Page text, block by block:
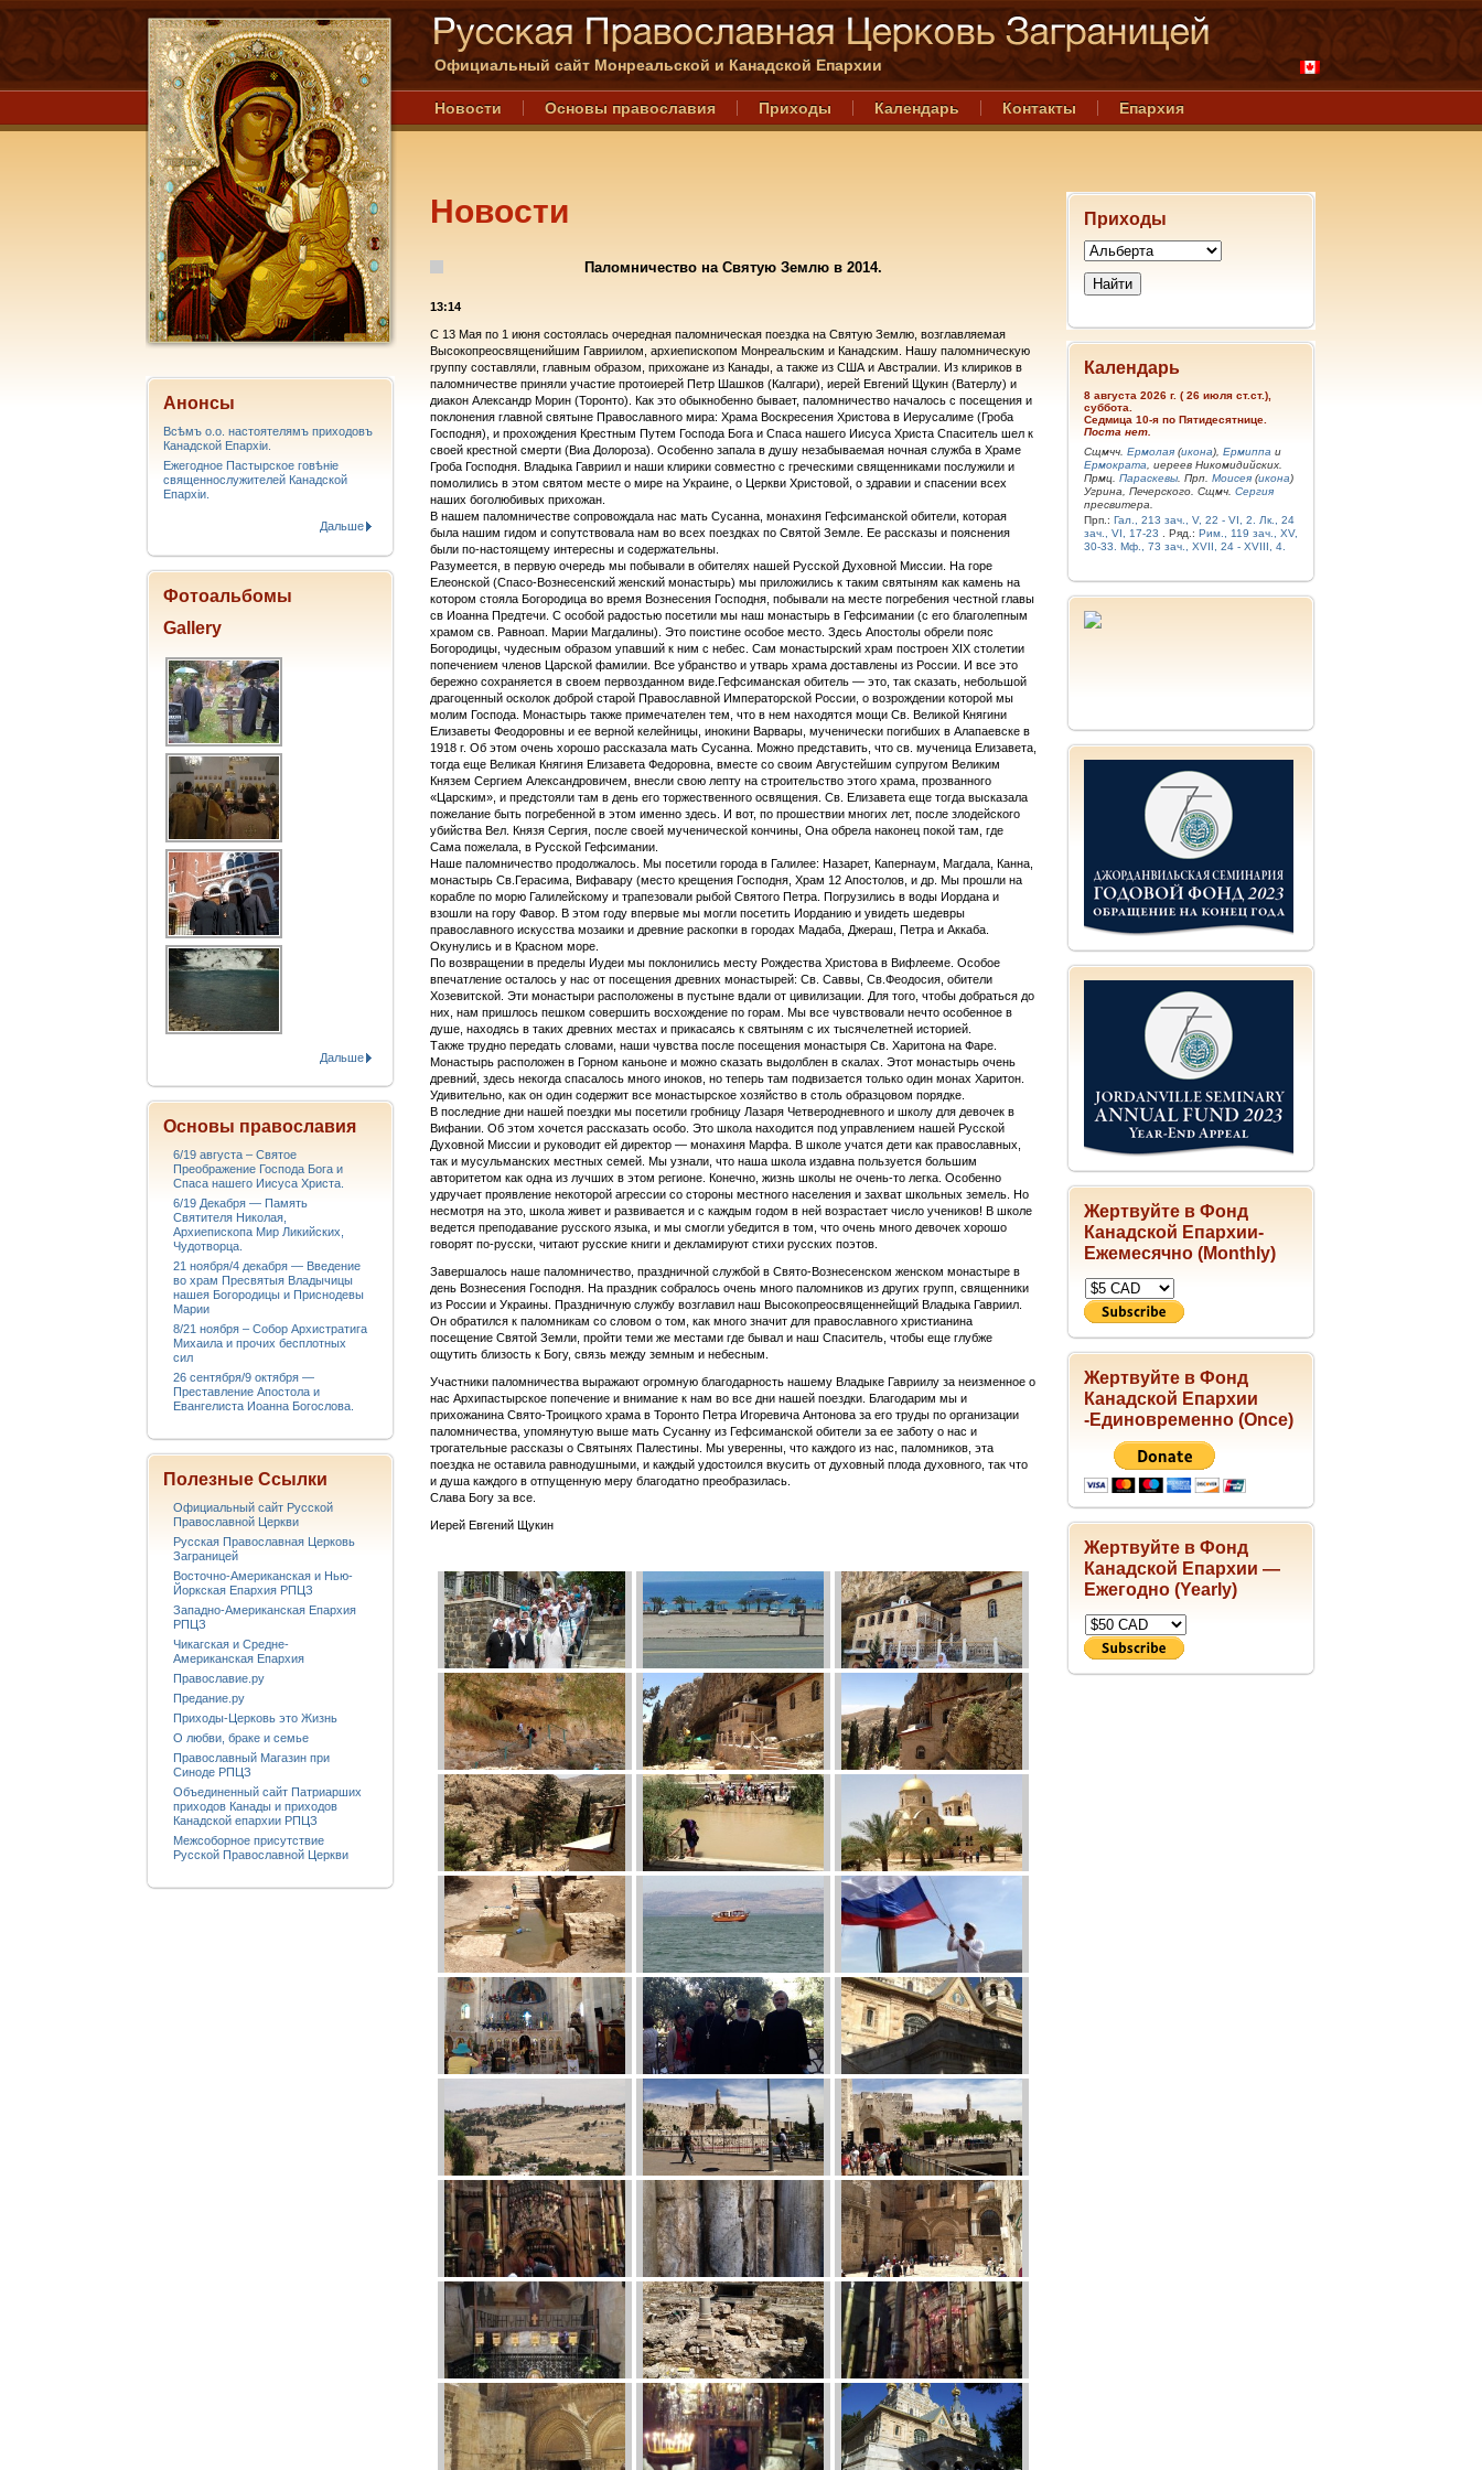
Официальный сайт Монреальской и Канадской Епархии
Новости Основы православия Приходы Календарь Контакты Епархия
Приходы
Календарь
8 августа 2026 г. ( 26 июля ст.ст.),
суббота.
Седмица 10-я по Пятидесятнице.
Поста нет.
Сщмчч. Ермолая (икона), Ермиппа и
Ермократа , иереев Никомидийских.
Прмц. Параскевы . Прп. Моисея (икона)
Угрина, Печерского. Сщмч. Сергия
пресвитера.
Прп.: Гал., 213 зач., V, 22 - VI, 2.
Лк., 24
зач., VI, 17-23
. Ряд.: Рим., 119 зач., XV,
30-33.
Мф., 73 зач., XVII, 24 - XVIII, 4.
Жертвуйте в Фонд
Канадской Епархии-
Ежемесячно (Monthly)
Жертвуйте в Фонд
Канадской Епархии
-Единовременно (Once)
Жертвуйте в Фонд
Канадской Епархии —
Ежегодно (Yearly)
Новости
Паломничество на Святую Землю в 2014.
13:14
С 13 Мая по 1 июня состоялась очередная паломническая поездка на Святую Землю, возглавляемая
Высокопреосвященийшим Гавриилом, архиепископом Монреальским и Канадским. Нашу паломническую
группу составляли, главным образом, прихожане из Канады, а также из США и Австралии. Из клириков в
паломничестве приняли участие протоиерей Петр Шашков (Калгари), иерей Евгений Щукин (Ватерлу) и
диакон Александр Морин (Торонто). Как это обыкнобенно бывает, паломничество началось с посещения и
поклонения главной святыне Православного мира: Храма Воскресения Христова в Иерусалиме (Гроба
Господня), и прохождения Крестным Путем Господа Бога и Спаса нашего Иисуса Христа Спаситель шел к
своей крестной смерти (Виа Долороза). Особенно запала в душу незабываемая ночная служба в Храме
Гроба Господня. Владыка Гавриил и наши клирики совместно с греческими священниками послужили и
помолились в этом святом месте о мире на Украине, о Церкви Христовой, о здравии и спасении всех
наших боголюбивых прихожан.
В нашем паломничестве сопровождала нас мать Сусанна, монахиня Гефсиманской обители, которая
была нашим гидом и сопутствовала нам во всех поездках по Святой Земле. Ее рассказы и пояснения
были по-настоящему интересны и содержательны.
Разумеется, в первую очередь мы побывали в обителях нашей Русской Духовной Миссии. На горе
Елеонской (Спасо-Вознесенский женский монастырь) мы приложились к таким святыням как камень на
котором стояла Богородица во время Вознесения Господня, побывали на месте погребения честной главы
св Иоанна Предтечи. С особой радостью посетили мы наш монастырь в Гефсимании (с его благолепным
храмом св. Равноап. Марии Магдалины). Это поистине особое место. Здесь Апостолы обрели пояс
Богородицы, чудесным образом упавший к ним с небес. Сам монастырский храм построен XIX столетии
попечением членов Царской фамилии. Все убранство и утварь храма доставлены из России. И все это
бережно сохраняется в своем первозданном виде.Гефсиманская обитель — это, так сказать, небольшой
драгоценный oсколок доброй старой Православной Императорской России, о возрождении которой мы
молим Господа. Монастырь также примечателен тем, что в нем находятся мощи Св. Великой Княгини
Елизаветы Феодоровны и ее верной келейницы, инокини Варвары, мученически погибших в Алапаевске в
1918 г. Об этом очень хорошо рассказала мать Сусанна. Можно представить, что св. мученица Елизавета,
тогда еще Великая Княгиня Елизавета Федоровна, вместе со своим Августейшим супругом Великим
Князем Сергием Александровичем, внесли свою лепту на строительство этого храма, прозванного
«Царским», и предстояли там в день его торжественного освящения. Св. Елизавета еще тогда высказала
пожелание быть погребенной в этом именно здесь. И вот, по прошествии многих лет, после злодейского
убийства Вел. Князя Сергия, после своей мученической кончины, Она обрела наконец покой там, где
Сама пожелала, в Русской Гефсимании.
Наше паломничество продолжалось. Мы посетили города в Галилее: Назарет, Капернаум, Магдала, Канна,
монастырь Св.Герасима, Вифавару (место крещения Господня, Храм 12 Апостолов, и др. Мы прошли на
корабле по морю Галилейскому и трапезовали рыбой Святого Петра. Погрузились в воды Иордана и
взошли на гору Фавор. В этом году впервые мы могли посетить Иорданию и увидеть шедевры
православного искусства мозаики и древние раскопки в городах Мадаба, Джераш, Петра и Аккаба.
Окунулись и в Красном море.
По возвращении в пределы Иудеи мы поклонились месту Рождества Христова в Вифлееме. Особое
впечатление осталось у нас от посещения древних монастырей: Св. Саввы, Св.Феодосия, обители
Хозевитской. Эти монастыри расположены в пустыне вдали от цивилизации. Для того, чтобы добраться до
них, нам пришлось пешком совершить восхождение по горам. Мы все чувствовали нечто особенное в
душе, находясь в таких древних местах и прикасаясь к святыням с их тысячелетней историей.
Также трудно передать словами, наши чувства после посещения монастыря Св. Харитона на Фаре.
Монастырь расположен в Горном каньоне и можно сказать выдолблен в скалах. Этот монастырь очень
древний, здесь некогда спасалось много иноков, но теперь там подвизается только один монах Харитон.
Удивительно, как он один содержит все монастырское хозяйство в столь образцовом порядке.
В последние дни нашей поездки мы посетили гробницу Лазаря Четверодневного и школу для девочек в
Вифании. Об этом хочется рассказать особо. Это школа находится под управлением нашей Русской
Духовной Миссии и руководит ей директор — монахиня Марфа. В школе учатся дети как православных,
так и мусульманских местных семей. Мы узнали, что наша школа издавна пользуется большим
авторитетом как одна из лучших в этом регионе. Конечно, жизнь школы не очень-то легка. Особенно
удручает проявление некоторой агрессии со стороны местного населения и захват школьных земель. Но
несмотря на это, школа живет и развивается и с каждым годом в ней возрастает число учеников! В школе
ведется преподавание русского языка, и мы смогли убедится в том, что очень много девочек хорошо
говорят по-русски, читают русские книги и декламируют стихи русских поэтов.
Завершалось наше паломничество, праздничной службой в Свято-Вознесенском женском монастыре в
день Вознесения Господня. На праздник собралось очень много паломников из других групп, священники
из России и Украины. Праздничную службу возглавил наш Высокопреосвященнейщий Владыка Гавриил.
Он обратился к паломникам со словом о том, как много значит для православного христианина
посещение Святой Земли, пройти теми же местами где бывал и наш Спаситель, чтобы еще глубже
ощутить близость к Богу, связь между земным и небесным.
Участники паломничества выражают огромную благодарность нашему Владыке Гавриилу за неизменное о
нас Архипастырское попечение и внимание к нам во все дни нашей поездки. Благодарим мы и
прихожанина Свято-Троицкого храма в Торонто Петра Игоревича Антонова за его труды по организации
паломничества, упомянутую выше мать Сусанну из Гефсиманской обители за ее заботу о нас и
трогательные рассказы о Святынях Палестины. Мы уверенны, что каждого из нас, паломников, эта
поездка не оставила равнодушными, и каждый удостоился вкусить от духовный плода духовного, так что
и душа каждого в отпущенную меру благодатно преобразилась.
Слава Богу за все.
Иерей Евгений Щукин
Анонсы
Всѣмъ о.о. настоятелямъ приходовъ
Канадской Епархiи.
Ежегодное Пастырское говѣніе
священнослужителей Канадской
Епархіи.
Дальше
Фотоальбомы
Gallery
Дальше
Основы православия
6/19 августа – Святое
Преображение Господа Бога и
Спаса нашего Иисуса Христа.
6/19 Декабря — Память
Святителя Николая,
Архиепископа Мир Ликийских,
Чудотворца.
21 ноября/4 декабря — Введение
во храм Пресвятыя Владычицы
нашея Богородицы и Приснодевы
Марии
8/21 ноября – Собор Архистратига
Михаила и прочих бесплотных
сил
26 сентября/9 октября —
Преставление Апостола и
Евангелиста Иоанна Богослова.
Полезные Ссылки
Официальный сайт Русской
Православной Церкви
Русская Православная Церковь
Заграницей
Восточно-Американская и Нью-
Йоркская Епархия РПЦЗ
Западно-Американская Епархия
РПЦЗ
Чикагская и Средне-
Американская Епархия
Православие.ру
Предание.ру
Приходы-Церковь это Жизнь
О любви, браке и семье
Православный Магазин при
Синоде РПЦЗ
Объединенный сайт Патриарших
приходов Канады и приходов
Канадской епархии РПЦЗ
Межсоборное присутствие
Русской Православной Церкви